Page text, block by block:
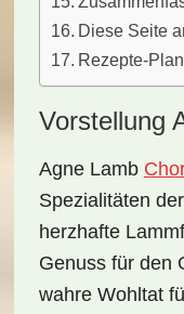
Diese Seite
Rezepte-
Vorstellung
Agne Lamb
Spezialitäten
herzhafte
Genuss für den
wahre Wohltat